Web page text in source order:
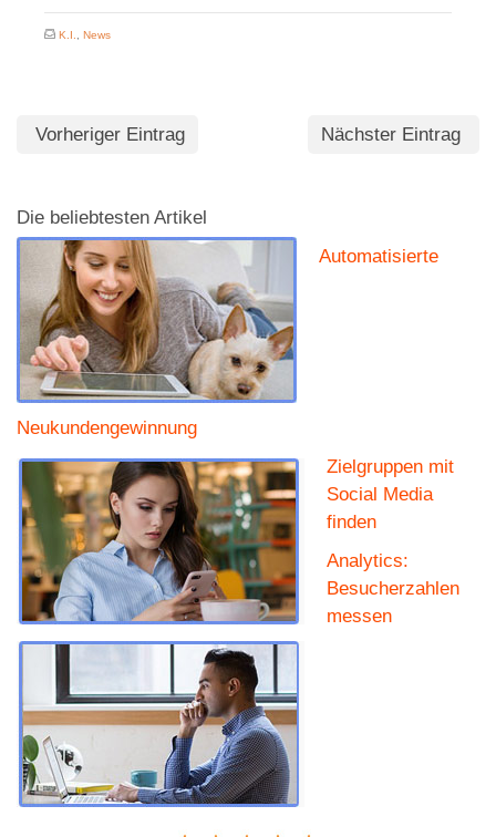
K.I. News
Vorheriger Eintrag Nächster Eintrag
Die beliebtesten Artikel
Automatisierte
Neukundengewinnung
Zielgruppen mit
Social Media
finden
Analytics:
Besucherzahlen
messen